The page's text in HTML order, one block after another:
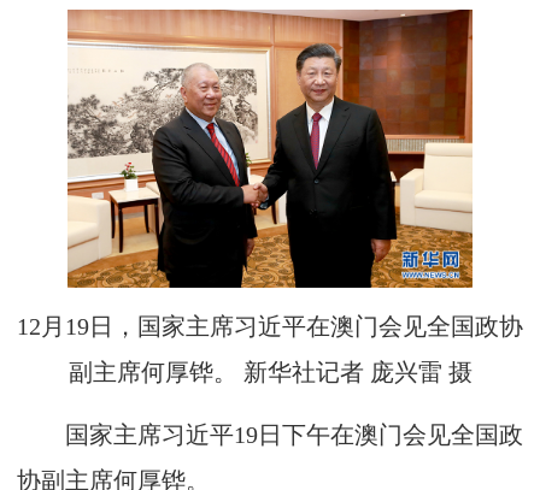
12月19日，国家主席习近平在澳门会见全国政协
副主席何厚铧。 新华社记者 庞兴雷 摄
国家主席习近平19日下午在澳门会见全国政
协副主席何厚铧。